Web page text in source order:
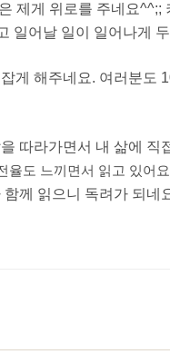
제게 위로를 주네요^^;;
일어날 일이 일어나게
게 해주네요. 여러분도
따라가면서 내 삶에 직
율도 느끼면서 읽고 있어
함께 읽으니 독려가 되